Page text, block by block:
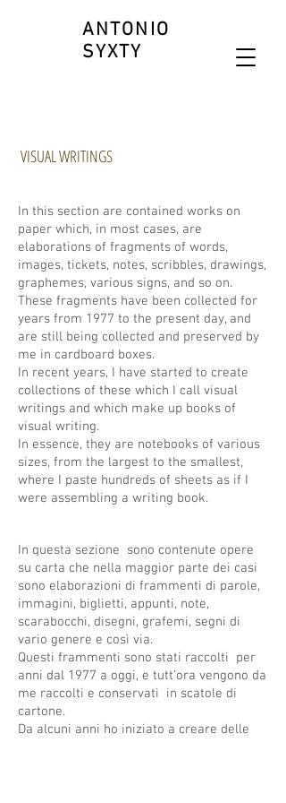
ANTONIO
SYXTY
VISUAL WRITINGS
In this section are contained works on
paper which, in most cases, are
elaborations of fragments of words,
images, tickets, notes, scribbles, drawings,
graphemes, various signs, and so on.
These fragments have been collected for
years from 1977 to the present day, and
are still being collected and preserved by
me in cardboard boxes.
In recent years, I have started to create
collections of these which I call visual
writings and which make up books of
visual writing.
In essence, they are notebooks of various
sizes, from the largest to the smallest,
where I paste hundreds of sheets as if I
were assembling a writing book.
In questa sezione sono contenute opere
su carta che nella maggior parte dei casi
sono elaborazioni di frammenti di parole,
immagini, biglietti, appunti, note,
scarabocchi, disegni, grafemi, segni di
vario genere e così via.
Questi frammenti sono stati raccolti per
anni dal 1977 a oggi, e tutt’ora vengono da
me raccolti e conservati in scatole di
cartone.
Da alcuni anni ho iniziato a creare delle